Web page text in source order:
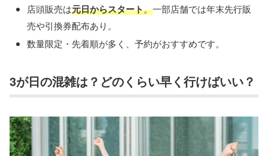
店頭販売は元日からスタート。一部店舗では年末先行販
売や引換券配布あり。
数量限定・先着順が多く、予約がおすすめです。
3が日の混雑は？どのくらい早く行けばいい？